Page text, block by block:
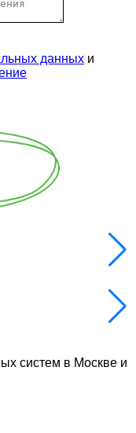
данных и
систем в Москве и